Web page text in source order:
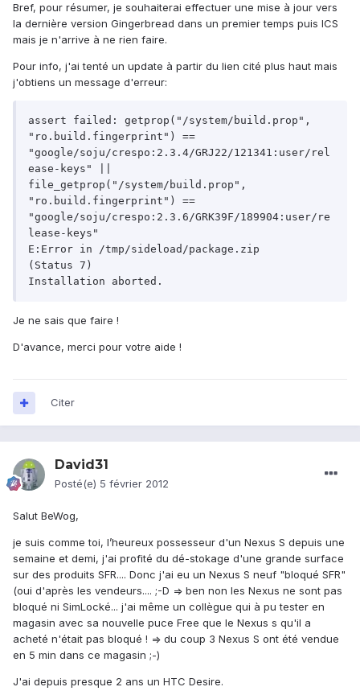
Bref, pour résumer, je souhaiterai effectuer une mise à jour vers
la dernière version Gingerbread dans un premier temps puis ICS
mais je n'arrive à ne rien faire.
Pour info, j'ai tenté un update à partir du lien cité plus haut mais
j'obtiens un message d'erreur:
assert failed: getprop("/system/build.prop",
"ro.build.fingerprint") ==
"google/soju/crespo:2.3.4/GRJ22/121341:user/rel
ease-keys" ||
file_getprop("/system/build.prop",
"ro.build.fingerprint") ==
"google/soju/crespo:2.3.6/GRK39F/189904:user/re
lease-keys"
E:Error in /tmp/sideload/package.zip
(Status 7)
Installation aborted.
Je ne sais que faire !
D'avance, merci pour votre aide !
Citer
David31
Posté(e) 5 février 2012
Salut BeWog,
je suis comme toi, l’heureux possesseur d'un Nexus S depuis une
semaine et demi, j'ai profité du dé-stokage d'une grande surface
sur des produits SFR.... Donc j'ai eu un Nexus S neuf "bloqué SFR"
(oui d'après les vendeurs.... ;-D => ben non les Nexus ne sont pas
bloqué ni SimLocké... j'ai même un collègue qui à pu tester en
magasin avec sa nouvelle puce Free que le Nexus s qu'il a
acheté n'était pas bloqué ! => du coup 3 Nexus S ont été vendue
en 5 min dans ce magasin ;-)
J'ai depuis presque 2 ans un HTC Desire.